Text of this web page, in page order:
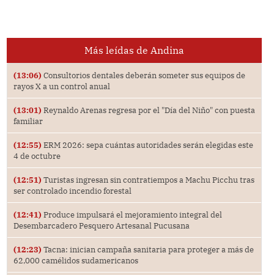
Más leídas de Andina
(13:06) Consultorios dentales deberán someter sus equipos de
rayos X a un control anual
(13:01) Reynaldo Arenas regresa por el "Día del Niño" con puesta
familiar
(12:55) ERM 2026: sepa cuántas autoridades serán elegidas este
4 de octubre
(12:51) Turistas ingresan sin contratiempos a Machu Picchu tras
ser controlado incendio forestal
(12:41) Produce impulsará el mejoramiento integral del
Desembarcadero Pesquero Artesanal Pucusana
(12:23) Tacna: inician campaña sanitaria para proteger a más de
62,000 camélidos sudamericanos